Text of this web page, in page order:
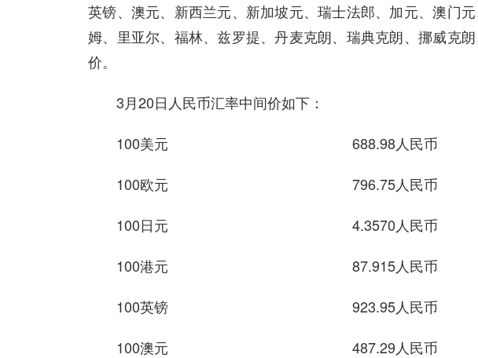
英镑、澳元、新西兰元、新加坡元、瑞士法郎、加元、澳门
姆、里亚尔、福林、兹罗提、丹麦克朗、瑞典克朗、挪威克
价。
3月20日人民币汇率中间价如下：
100美元 688.98人民币
100欧元 796.75人民币
100日元 4.3570人民币
100港元 87.915人民币
100英镑 923.95人民币
100澳元 487.29人民币